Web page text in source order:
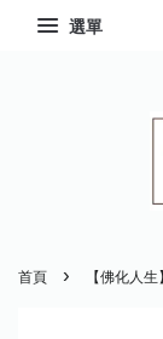
選單
首頁 › 【佛化人